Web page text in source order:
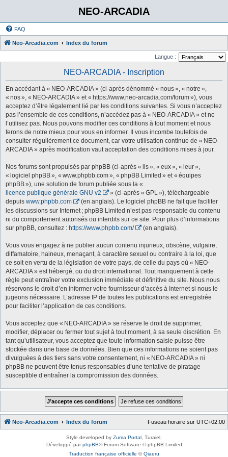
NEO-ARCADIA
FAQ
Neo-Arcadia.com Index du forum
Langue :
NEO-ARCADIA - Inscription
En accédant à « NEO-ARCADIA » (ci-après dénommé « nous », « notre »,
« nos », « NEO-ARCADIA » et « https://www.neo-arcadia.com/forum »), vous
acceptez d’être légalement lié par les conditions suivantes. Si vous n’acceptez
pas l’ensemble de ces conditions, n’accédez pas à « NEO-ARCADIA » et ne
l’utilisez pas. Nous pouvons modifier ces conditions à tout moment et nous
ferons de notre mieux pour vous en informer. Il vous incombe toutefois de
consulter régulièrement ce document, car votre utilisation continue de « NEO-
ARCADIA » après modification vaut acceptation des conditions mises à jour.
Nos forums sont propulsés par phpBB (ci-après « ils », « eux », « leur »,
« logiciel phpBB », « www.phpbb.com », « phpBB Limited » et « équipes
phpBB »), une solution de forum publiée sous la «
licence publique générale GNU v2
» (ci-après « GPL »), téléchargeable
depuis www.phpbb.com
(en anglais). Le logiciel phpBB ne fait que faciliter
les discussions sur Internet ; phpBB Limited n’est pas responsable du contenu
ni du comportement autorisés ou interdits sur ce site. Pour plus d’informations
sur phpBB, consultez : https://www.phpbb.com/ (en anglais).
Vous vous engagez à ne publier aucun contenu injurieux, obscène, vulgaire,
diffamatoire, haineux, menaçant, à caractère sexuel ou contraire à la loi, que
ce soit en vertu de la législation de votre pays, de celle du pays où « NEO-
ARCADIA » est hébergé, ou du droit international. Tout manquement à cette
règle peut entraîner votre exclusion immédiate et définitive du site. Nous nous
réservons le droit d’en informer votre fournisseur d’accès à Internet si nous le
jugeons nécessaire. L’adresse IP de toutes les publications est enregistrée
pour faciliter l’application de ces conditions.
Vous acceptez que « NEO-ARCADIA » se réserve le droit de supprimer,
modifier, déplacer ou fermer tout sujet à tout moment, à sa seule discrétion. En
tant qu’utilisateur, vous acceptez que toute information saisie puisse être
stockée dans une base de données. Bien que ces informations ne soient pas
divulguées à des tiers sans votre consentement, ni « NEO-ARCADIA » ni
phpBB ne peuvent être tenus responsables d’une tentative de piratage
susceptible d’entraîner la compromission des données.
Neo-Arcadia.com Index du forum Fuseau horaire sur UTC+02:00
Style developed by Zuma Portal , Turaiel,
Développé parphpBB® Forum Software © phpBB Limited
Traduction française officielle ©Qiaeru